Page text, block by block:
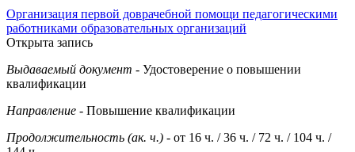
Организация первой доврачебной помощи педагогическими
работниками образовательных организаций
Открыта запись
Выдаваемый документ - Удостоверение о повышении
квалификации
Направление - Повышение квалификации
Продолжительность (ак. ч.) - от 16 ч. / 36 ч. / 72 ч. / 104 ч. /